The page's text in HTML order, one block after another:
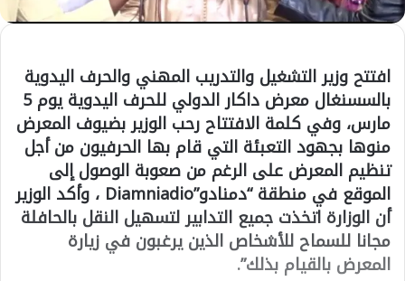
افتتح وزير التشغيل والتدريب المهني والحرف اليدوية
بالسسنغال معرض داكار الدولي للحرف اليدوية يوم 5
مارس، وفي كلمة الافتتاح رحب الوزير بضيوف المعرض
منوها بجهود التعبئة التي قام بها الحرفيون من أجل
تنظيم المعرض على الرغم من صعوبة الوصول إلى
الموقع في منطقة “دمنادو”Diamniadio ، وأكد الوزير
أن الوزارة اتخذت جميع التدابير لتسهيل النقل بالحافلة
مجانا للسماح للأشخاص الذين يرغبون في زيارة
المعرض بالقيام بذلك”.